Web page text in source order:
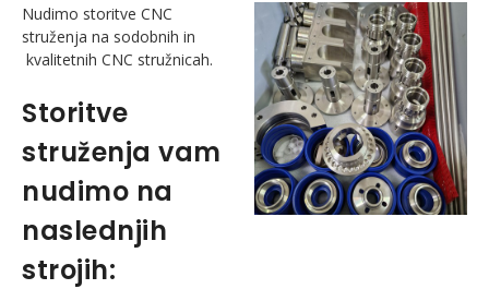
Nudimo storitve CNC
struženja na sodobnih in
kvalitetnih CNC stružnicah.
Storitve
struženja vam
nudimo na
naslednjih
strojih: